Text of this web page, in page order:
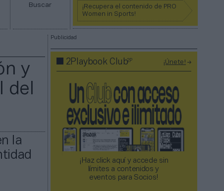
Buscar
¡Recupera el contenido de PRO
Women in Sports!
y
del
la
Publicidad
2Playbook Club2P ¡Únete!
¡Haz click aquí y accede sin
límites a contenidos y
eventos para Socios!​​​​​​​